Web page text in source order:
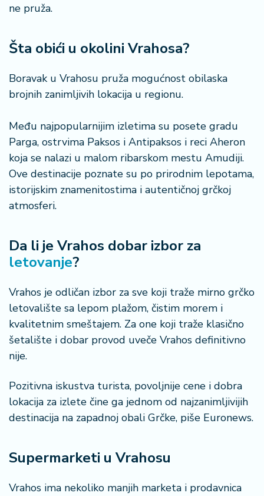
ne pruža.
Šta obići u okolini Vrahosa?
Boravak u Vrahosu pruža mogućnost obilaska
brojnih zanimljivih lokacija u regionu.
Među najpopularnijim izletima su posete gradu
Parga, ostrvima Paksos i Antipaksos i reci Aheron
koja se nalazi u malom ribarskom mestu Amudiji.
Ove destinacije poznate su po prirodnim lepotama,
istorijskim znamenitostima i autentičnoj grčkoj
atmosferi.
Da li je Vrahos dobar izbor za
letovanje?
Vrahos je odličan izbor za sve koji traže mirno grčko
letovalište sa lepom plažom, čistim morem i
kvalitetnim smeštajem. Za one koji traže klasično
šetalište i dobar provod uveče Vrahos definitivno
nije.
Pozitivna iskustva turista, povoljnije cene i dobra
lokacija za izlete čine ga jednom od najzanimljivijih
destinacija na zapadnoj obali Grčke, piše Euronews.
Supermarketi u Vrahosu
Vrahos ima nekoliko manjih marketa i prodavnica